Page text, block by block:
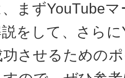
まずYouTube
をして、さら
功させるための